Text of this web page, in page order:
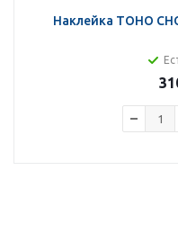
Наклейка TOHO